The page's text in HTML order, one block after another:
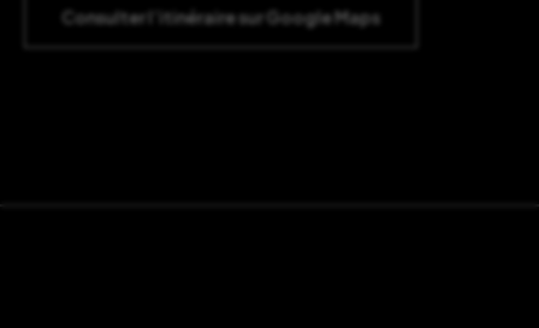
Consulter l’itinéraire sur Google Maps